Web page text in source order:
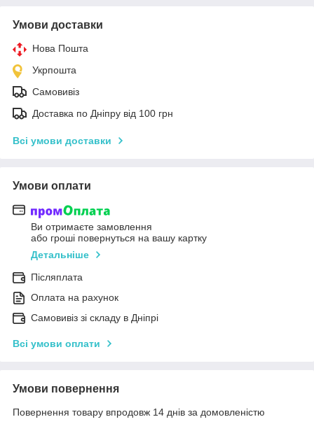
Умови доставки
Нова Пошта
Укрпошта
Самовивіз
Доставка по Дніпру від 100 грн
Всі умови доставки
Умови оплати
Ви отримаєте замовлення
або гроші повернуться на вашу картку
Детальніше
Післяплата
Оплата на рахунок
Самовивіз зі складу в Дніпрі
Всі умови оплати
Умови повернення
Повернення товару впродовж 14 днів за домовленістю